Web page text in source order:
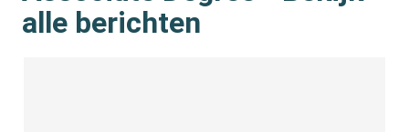
alle berichten